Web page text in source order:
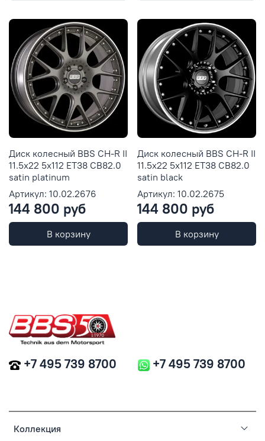
Диск колесный BBS CH-R II
11.5x22 5x112 ET38 CB82.0
satin platinum
Артикул: 10.02.2676
144 800 руб
В корзину
Диск колесный BBS CH-R II
11.5x22 5x112 ET38 CB82.0
satin black
Артикул: 10.02.2675
144 800 руб
В корзину
Коллекция
+7 495 739 8700 +7 495 739 8700